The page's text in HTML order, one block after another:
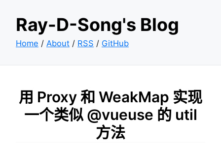
Ray-D-Song's Blog
Home / About / RSS / GitHub
用 Proxy 和 WeakMap 实现
一个类似 @vueuse 的 util
方法